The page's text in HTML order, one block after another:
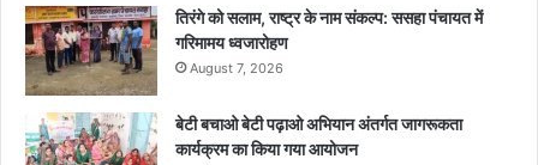
तिरंगे को सलाम, राष्ट्र के नाम संकल्प: ससहा पंचायत में
गरिमामय ध्वजारोहण
August 7, 2026
बेटी बचाओ बेटी पढ़ाओ अभियान अंतर्गत जागरूकता
कार्यक्रम का किया गया आयोजन